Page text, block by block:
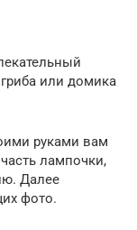
или домика
руками вам
лампочки,
Далее
фото.